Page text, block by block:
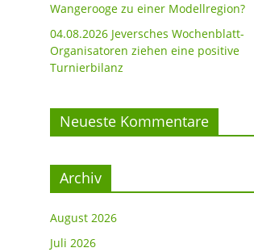
Wangerooge zu einer Modellregion?
04.08.2026 Jeversches Wochenblatt-
Organisatoren ziehen eine positive
Turnierbilanz
Neueste Kommentare
Archiv
August 2026
Juli 2026